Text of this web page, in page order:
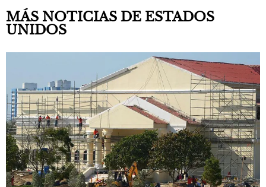
MÁS NOTICIAS DE ESTADOS
UNIDOS